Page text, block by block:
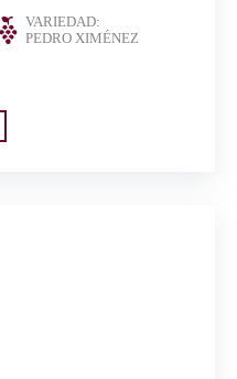
VARIEDAD:
PEDRO XIMÉNEZ